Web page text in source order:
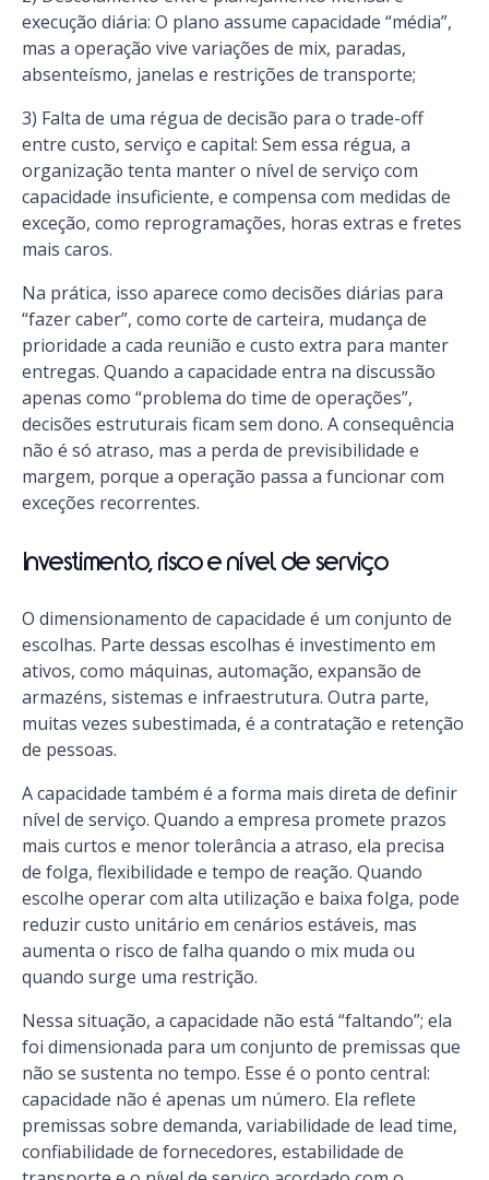
execução diária: O plano assume capacidade “média”,
mas a operação vive variações de mix, paradas,
absenteísmo, janelas e restrições de transporte;
3) Falta de uma régua de decisão para o trade-off
entre custo, serviço e capital: Sem essa régua, a
organização tenta manter o nível de serviço com
capacidade insuficiente, e compensa com medidas de
exceção, como reprogramações, horas extras e fretes
mais caros.
Na prática, isso aparece como decisões diárias para
“fazer caber”, como corte de carteira, mudança de
prioridade a cada reunião e custo extra para manter
entregas. Quando a capacidade entra na discussão
apenas como “problema do time de operações”,
decisões estruturais ficam sem dono. A consequência
não é só atraso, mas a perda de previsibilidade e
margem, porque a operação passa a funcionar com
exceções recorrentes.
Investimento, risco e nível de serviço
O dimensionamento de capacidade é um conjunto de
escolhas. Parte dessas escolhas é investimento em
ativos, como máquinas, automação, expansão de
armazéns, sistemas e infraestrutura. Outra parte,
muitas vezes subestimada, é a contratação e retenção
de pessoas.
A capacidade também é a forma mais direta de definir
nível de serviço. Quando a empresa promete prazos
mais curtos e menor tolerância a atraso, ela precisa
de folga, flexibilidade e tempo de reação. Quando
escolhe operar com alta utilização e baixa folga, pode
reduzir custo unitário em cenários estáveis, mas
aumenta o risco de falha quando o mix muda ou
quando surge uma restrição.
Nessa situação, a capacidade não está “faltando”; ela
foi dimensionada para um conjunto de premissas que
não se sustenta no tempo. Esse é o ponto central:
capacidade não é apenas um número. Ela reflete
premissas sobre demanda, variabilidade de lead time,
confiabilidade de fornecedores, estabilidade de